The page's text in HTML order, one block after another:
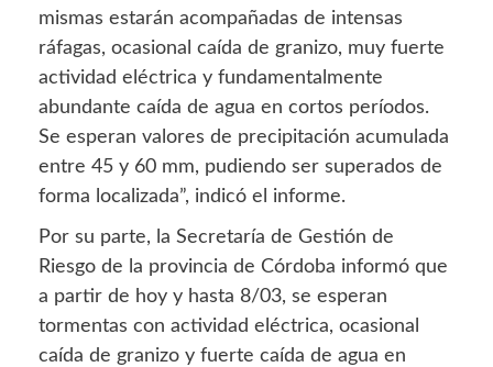
mismas estarán acompañadas de intensas
ráfagas, ocasional caída de granizo, muy fuerte
actividad eléctrica y fundamentalmente
abundante caída de agua en cortos períodos.
Se esperan valores de precipitación acumulada
entre 45 y 60 mm, pudiendo ser superados de
forma localizada”, indicó el informe.
Por su parte, la Secretaría de Gestión de
Riesgo de la provincia de Córdoba informó que
a partir de hoy y hasta 8/03, se esperan
tormentas con actividad eléctrica, ocasional
caída de granizo y fuerte caída de agua en